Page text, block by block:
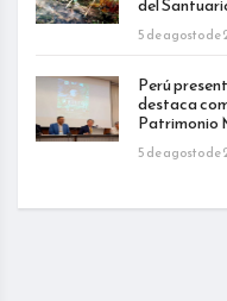
del
5 de agosto de
Perú
destaca
Patrimonio
5 de agosto de